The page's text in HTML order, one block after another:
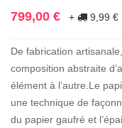
799,00 € + 9,99
De fabrication
composition abstraite
élément à l’autre.Le
une technique de
du papier gaufré et